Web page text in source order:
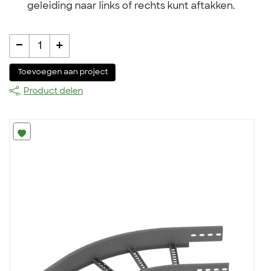
geleiding naar links of rechts kunt aftakken.
- 1 +
Toevoegen aan project
Product delen